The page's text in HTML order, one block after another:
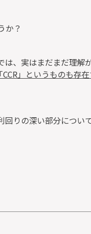
か？
は、実はまだまだ理解
」というものも存
りの深い部分につい